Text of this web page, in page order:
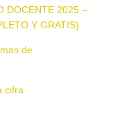
DOCENTE 2025 –
Y GRATIS)
de
cifra